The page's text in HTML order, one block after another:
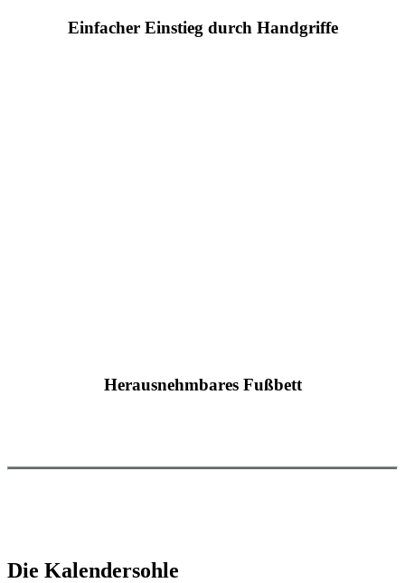
Einfacher Einstieg durch Handgriffe
Herausnehmbares Fußbett
Die Kalendersohle